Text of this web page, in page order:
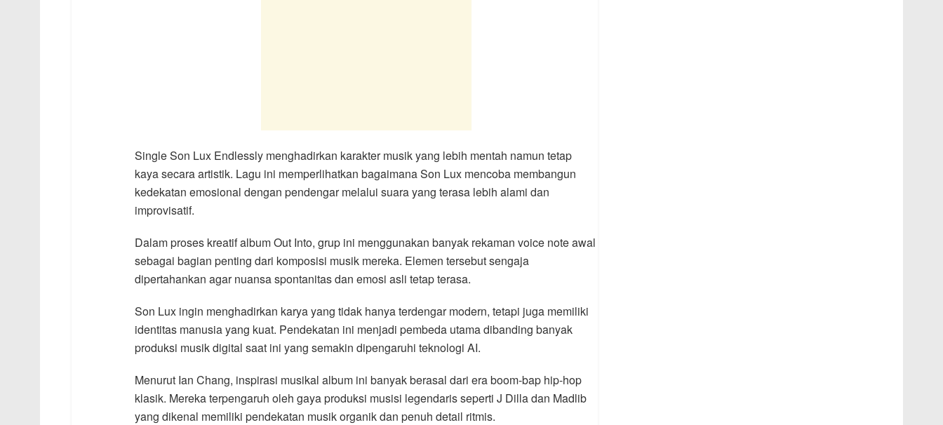
Single Son Lux Endlessly menghadirkan karakter musik yang lebih mentah namun tetap
kaya secara artistik. Lagu ini memperlihatkan bagaimana Son Lux mencoba membangun
kedekatan emosional dengan pendengar melalui suara yang terasa lebih alami dan
improvisatif.
Dalam proses kreatif album Out Into, grup ini menggunakan banyak rekaman voice note awal
sebagai bagian penting dari komposisi musik mereka. Elemen tersebut sengaja
dipertahankan agar nuansa spontanitas dan emosi asli tetap terasa.
Son Lux ingin menghadirkan karya yang tidak hanya terdengar modern, tetapi juga memiliki
identitas manusia yang kuat. Pendekatan ini menjadi pembeda utama dibanding banyak
produksi musik digital saat ini yang semakin dipengaruhi teknologi AI.
Menurut Ian Chang, inspirasi musikal album ini banyak berasal dari era boom-bap hip-hop
klasik. Mereka terpengaruh oleh gaya produksi musisi legendaris seperti J Dilla dan Madlib
yang dikenal memiliki pendekatan musik organik dan penuh detail ritmis.